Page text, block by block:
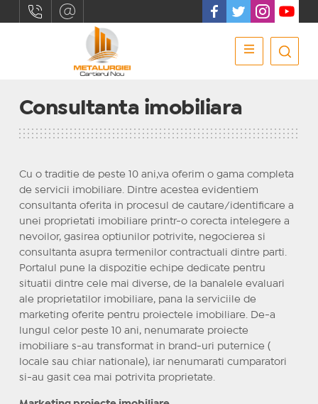
Consultanta imobiliara
Cu o traditie de peste 10 ani,va oferim o gama completa
de servicii imobiliare. Dintre acestea evidentiem
consultanta oferita in procesul de cautare/identificare a
unei proprietati imobiliare printr-o corecta intelegere a
nevoilor, gasirea optiunilor potrivite, negocierea si
consultanta asupra termenilor contractuali dintre parti.
Portalul pune la dispozitie echipe dedicate pentru
situatii dintre cele mai diverse, de la banalele evaluari
ale proprietatilor imobiliare, pana la serviciile de
marketing oferite pentru proiectele imobiliare. De-a
lungul celor peste 10 ani, nenumarate proiecte
imobiliare s-au transformat in brand-uri puternice (
locale sau chiar nationale), iar nenumarati cumparatori
si-au gasit cea mai potrivita proprietate.